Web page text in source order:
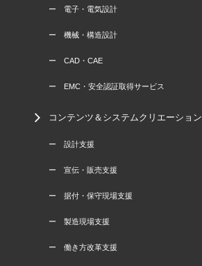
ー 電子・電気設計
ー 機械・構造設計
ー CAD・CAE
ー EMC・安全認証取得サービス
コンテンツ＆システムクリエーション
ー 設計支援
ー 宣伝・販売支援
ー 据付・保守現場支援
ー 製造現場支援
ー 働き方改革支援